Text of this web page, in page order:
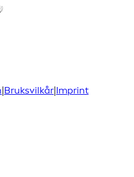
|Bruksvilkår|Imprint